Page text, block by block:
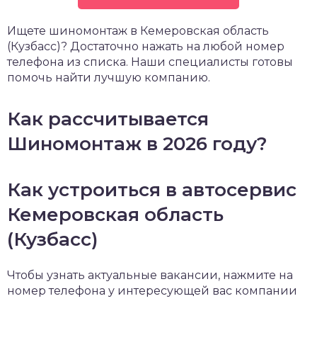
Ищете шиномонтаж в Кемеровская область
(Кузбасс)? Достаточно нажать на любой номер
телефона из списка. Наши специалисты готовы
помочь найти лучшую компанию.
Как рассчитывается
Шиномонтаж в 2026 году?
Как устроиться в автосервис
Кемеровская область
(Кузбасс)
Чтобы узнать актуальные вакансии, нажмите на
номер телефона у интересующей вас компании